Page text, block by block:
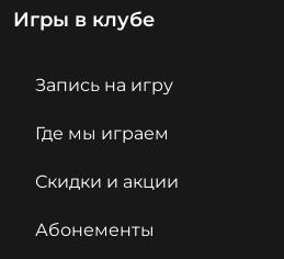
Игры в клубе
Запись на игру
Где мы играем
Скидки и акции
Абонементы